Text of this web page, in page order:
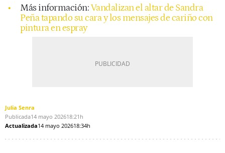
Más información:Vandalizan el altar de Sandra
Peña tapando su cara y los mensajes de cariño con
pintura en espray
Julia Senra
Publicada14 mayo 202618:21h
Actualizada14 mayo 202618:34h